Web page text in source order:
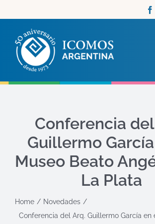
contenido
ACTUALIDAD
Conferencia
Guillermo
Museo Beato
La Plata
Home
Novedades
Conferencia del Arq. Guillermo García en